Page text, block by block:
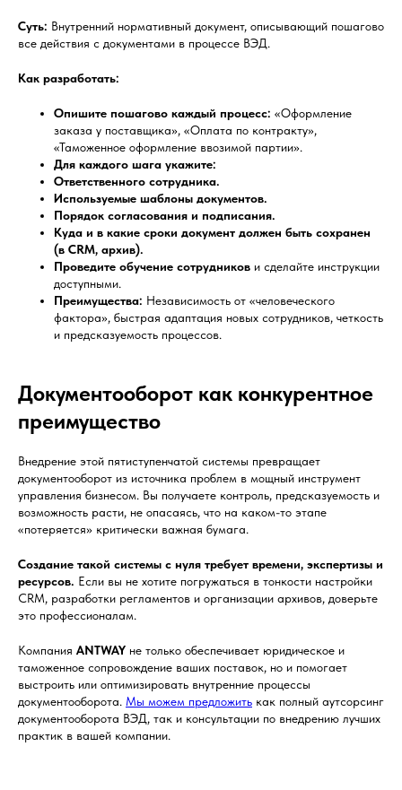
Суть: Внутренний нормативный документ, описывающий пошагово
все действия с документами в процессе ВЭД.
Как разработать:
Опишите пошагово каждый процесс: «Оформление
заказа у поставщика», «Оплата по контракту»,
«Таможенное оформление ввозимой партии».
Для каждого шага укажите:
Ответственного сотрудника.
Используемые шаблоны документов.
Порядок согласования и подписания.
Куда и в какие сроки документ должен быть сохранен
(в CRM, архив).
Проведите обучение сотрудников и сделайте инструкции
доступными.
Преимущества: Независимость от «человеческого
фактора», быстрая адаптация новых сотрудников, четкость
и предсказуемость процессов.
Документооборот как конкурентное
преимущество
Внедрение этой пятиступенчатой системы превращает
документооборот из источника проблем в мощный инструмент
управления бизнесом. Вы получаете контроль, предсказуемость и
возможность расти, не опасаясь, что на каком-то этапе
«потеряется» критически важная бумага.
Создание такой системы с нуля требует времени, экспертизы и
ресурсов. Если вы не хотите погружаться в тонкости настройки
CRM, разработки регламентов и организации архивов, доверьте
это профессионалам.
Компания ANTWAY не только обеспечивает юридическое и
таможенное сопровождение ваших поставок, но и помогает
выстроить или оптимизировать внутренние процессы
документооборота. Мы можем предложить как полный аутсорсинг
документооборота ВЭД, так и консультации по внедрению лучших
практик в вашей компании.